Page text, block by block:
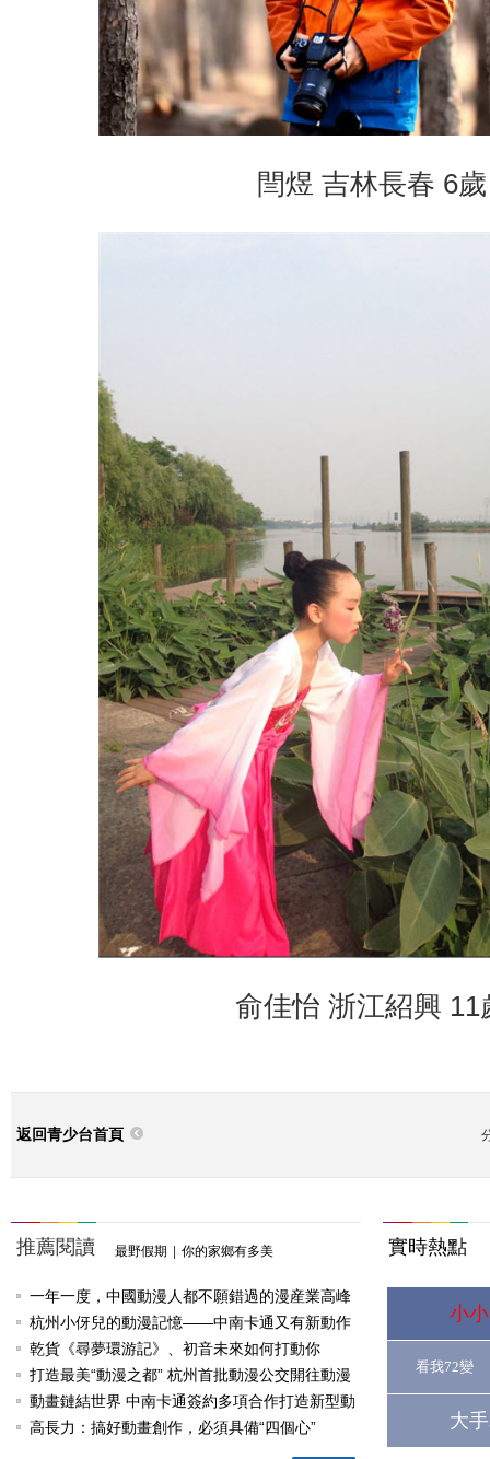
閆煜 吉林長春 6歲
俞佳怡 浙江紹興 11
返回青少台首頁
推薦閱讀 最野假期 | 你的家鄉有多美
一年一度，中國動漫人都不願錯過的漫産業高峰
論壇
杭州小伢兒的動漫記憶——中南卡通又有新動作
啦
乾貨《尋夢環游記》、初音未來如何打動你
打造最美“動漫之都” 杭州首批動漫公交開往動漫
節
動畫鏈結世界 中南卡通簽約多項合作打造新型動
漫産業
高長力：搞好動畫創作，必須具備“四個心”
實時熱點
小
看我72變
大